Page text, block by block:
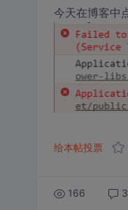
今天在博客中
给本帖投票
166 3